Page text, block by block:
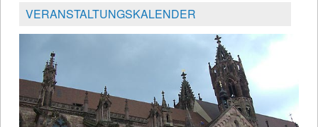
VERANSTALTUNGSKALENDER